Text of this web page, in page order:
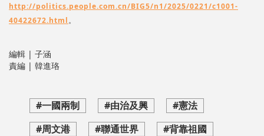
http://politics.people.com.cn/BIG5/n1/2025/0221/c1001-
40422672.html。
編輯 | 子涵
責編 | 韓進珞
#一國兩制 #由治及興
#憲法
#周文港
#聯通世界
#背靠祖國